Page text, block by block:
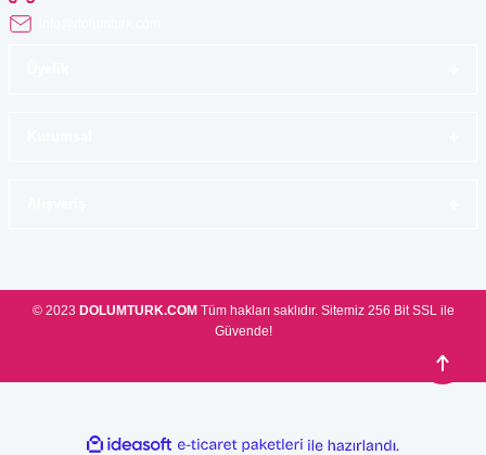
© 2023 DOLUMTURK.COM Tüm hakları saklıdır. Sitemiz 256 Bit SSL ile
Güvende!
ideasoft e-